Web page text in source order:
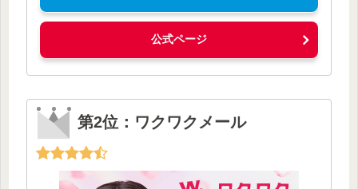
公式ページ
第2位：ワクワクメール